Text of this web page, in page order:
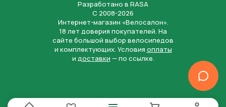
Разработано в RASA
С 2008-2026
Интернет-магазин «Велосалон».
18 лет доверия покупателей. На
сайте большой выбор велосипедов
и комплектующих. Условия оплаты
и доставки — по ссылке.
Нажимая на кнопку “Отправить заявку”, вы даете